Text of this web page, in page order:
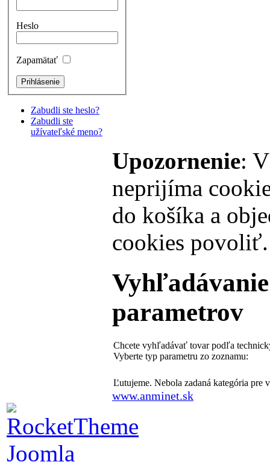
Heslo
Zapamätať
Zabudli ste heslo?
Zabudli ste
užívateľské meno?
Upozornenie:
neprijíma
do košíka a
cookies povoliť.
parametrov
Chcete vyhľadávať tovar podľa
Vyberte typ parametru zo zoznamu:
Ľutujeme. Nebola zadaná kategória pre
www.anminet.sk